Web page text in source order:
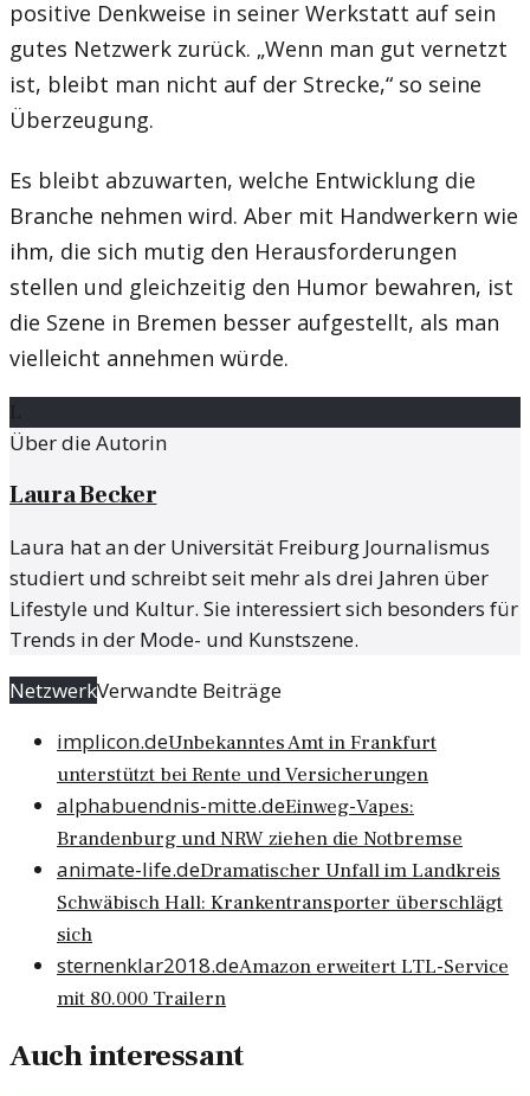
positive Denkweise in seiner Werkstatt auf sein
gutes Netzwerk zurück. „Wenn man gut vernetzt
ist, bleibt man nicht auf der Strecke,“ so seine
Überzeugung.
Es bleibt abzuwarten, welche Entwicklung die
Branche nehmen wird. Aber mit Handwerkern wie
ihm, die sich mutig den Herausforderungen
stellen und gleichzeitig den Humor bewahren, ist
die Szene in Bremen besser aufgestellt, als man
vielleicht annehmen würde.
L
Über die Autorin
Laura Becker
Laura hat an der Universität Freiburg Journalismus
studiert und schreibt seit mehr als drei Jahren über
Lifestyle und Kultur. Sie interessiert sich besonders für
Trends in der Mode- und Kunstszene.
NetzwerkVerwandte Beiträge
implicon.deUnbekanntes Amt in Frankfurt
unterstützt bei Rente und Versicherungen
alphabuendnis-mitte.deEinweg-Vapes:
Brandenburg und NRW ziehen die Notbremse
animate-life.deDramatischer Unfall im Landkreis
Schwäbisch Hall: Krankentransporter überschlägt
sich
sternenklar2018.deAmazon erweitert LTL-Service
mit 80.000 Trailern
Auch interessant